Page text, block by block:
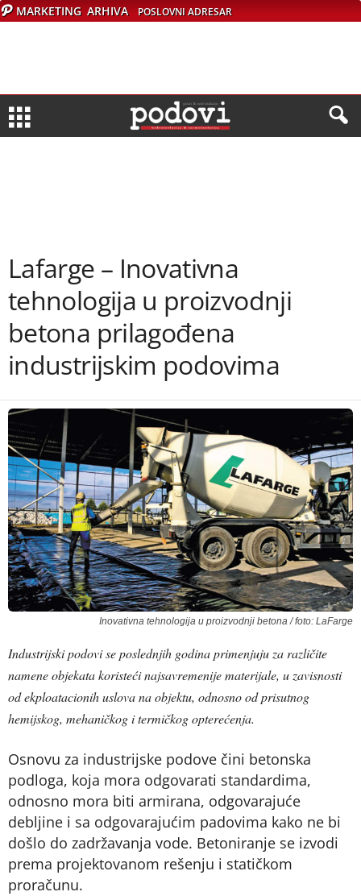
MARKETING ARHIVA POSLOVNI ADRESAR
Lafarge – Inovativna
tehnologija u proizvodnji
betona prilagođena
industrijskim podovima
Inovativna tehnologija u proizvodnji betona / foto: LaFarge
Industrijski podovi se poslednjih godina primenjuju za različite
namene objekata koristeći najsavremenije materijale, u zavisnosti
od ekploatacionih uslova na objektu, odnosno od prisutnog
hemijskog, mehaničkog i termičkog opterećenja.
Osnovu za industrijske podove čini betonska
podloga, koja mora odgovarati standardima,
odnosno mora biti armirana, odgovarajuće
debljine i sa odgovarajućim padovima kako ne bi
došlo do zadržavanja vode. Betoniranje se izvodi
prema projektovanom rešenju i statičkom
proračunu.